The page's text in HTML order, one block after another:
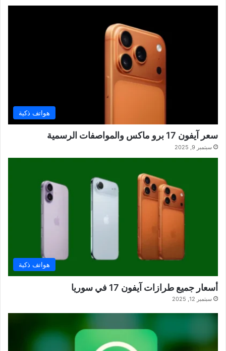
هواتف ذكية
سعر آيفون 17 برو ماكس والمواصفات الرسمية
سبتمبر 9, 2025
هواتف ذكية
أسعار جميع طرازات آيفون 17 في سوريا
سبتمبر 12, 2025